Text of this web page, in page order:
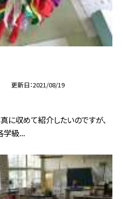
更新日 2021/08/19
に収めて紹介したいのですが、
学級...